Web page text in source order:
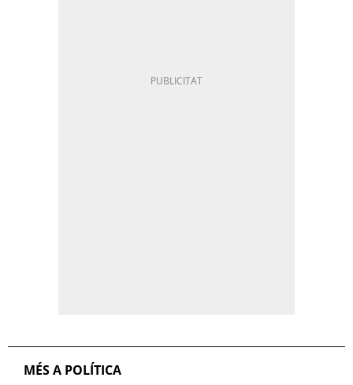
MÉS A POLÍTICA